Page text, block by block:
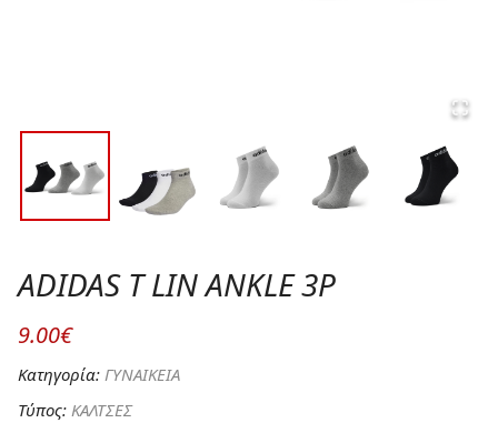
ADIDAS T LIN ANKLE 3P
9.00€
Κατηγορία: ΓΥΝΑΙΚΕΙΑ
Τύπος: ΚΑΛΤΣΕΣ